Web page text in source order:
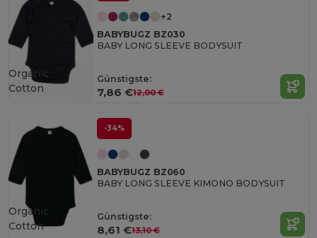
+2
BABYBUGZ BZ030
BABY LONG SLEEVE BODYSUIT
Günstigste:
7,86 €12,00 €
Organic
Cotton
-34%
BABYBUGZ BZ060
BABY LONG SLEEVE KIMONO BODYSUIT
Günstigste:
8,61 €13,10 €
Organic
Cotton